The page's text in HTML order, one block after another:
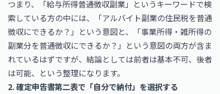
つまり、「給与所得普通徴収副業」というキーワードで検
索している方の中には、「アルバイト副業の住民税を普通
徴収にできるか？」という意図と、「事業所得・雑所得の
副業分を普通徴収にできるか？」という意図の両方が含ま
れているはずですが、結論としては前者は基本不可、後者
は可能、という整理になります。
2. 確定申告書第二表で「自分で納付」を選択する